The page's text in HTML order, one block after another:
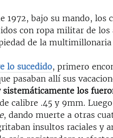
1972, bajo su mando, los
con ropa militar de
de la
lo sucedido, primero
pasaban allí sus
los
calibre .45 y 9mm.
, dando muerte a otras
insultos raciales y